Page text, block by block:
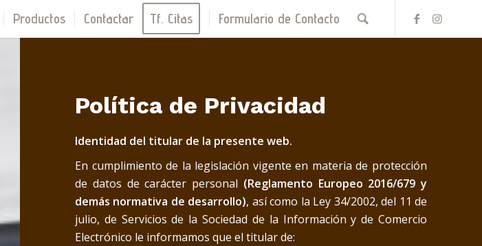
Productos Contactar Tf. Citas Formulario de Contacto
Política de Privacidad
Identidad del titular de la presente web.
En cumplimiento de la legislación vigente en materia de protección
de datos de carácter personal (Reglamento Europeo 2016/679 y
demás normativa de desarrollo), así como la Ley 34/2002, del 11 de
julio, de Servicios de la Sociedad de la Información y de Comercio
Electrónico le informamos que el titular de: